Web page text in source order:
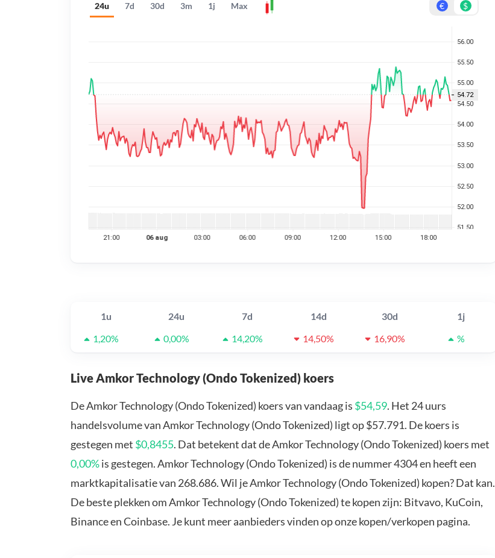
24u 7d 30d 3m 1j Max € $
1u 24u 7d 14d 30d
1j
1,20%
0,00% 14,20% 14,50% 16,90% %
Live Amkor Technology (Ondo Tokenized) koers
De Amkor Technology (Ondo Tokenized) koers van vandaag is $54,59. Het 24 uurs
handelsvolume van Amkor Technology (Ondo Tokenized) ligt op $57.791. De koers is
gestegen met $0,8455. Dat betekent dat de Amkor Technology (Ondo Tokenized) koers met
0,00%is gestegen. Amkor Technology (Ondo Tokenized) is de nummer 4304 en heeft een
marktkapitalisatie van 268.686. Wil je Amkor Technology (Ondo Tokenized) kopen? Dat kan.
De beste plekken om Amkor Technology (Ondo Tokenized) te kopen zijn: Bitvavo, KuCoin,
Binance en Coinbase. Je kunt meer aanbieders vinden op onze kopen/verkopen pagina.